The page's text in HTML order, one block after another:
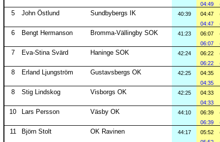
04:49
5 John Östlund Sundbybergs IK 40:39 04:47
04:47
6 Bengt Hermanson Bromma-Vällingby SOK 41:23 06:07
06:07
7 Eva-Stina Svärd Haninge SOK 42:24 06:22
06:22
8 Erland Ljungström Gustavsbergs OK 42:25
04:35
04:35
8 Stig Lindskog Visborgs OK 42:25
04:33
04:33
10 Lars Persson Väsby OK 44:10 06:39
06:39
11 Björn Stolt OK Ravinen 44:17 05:52